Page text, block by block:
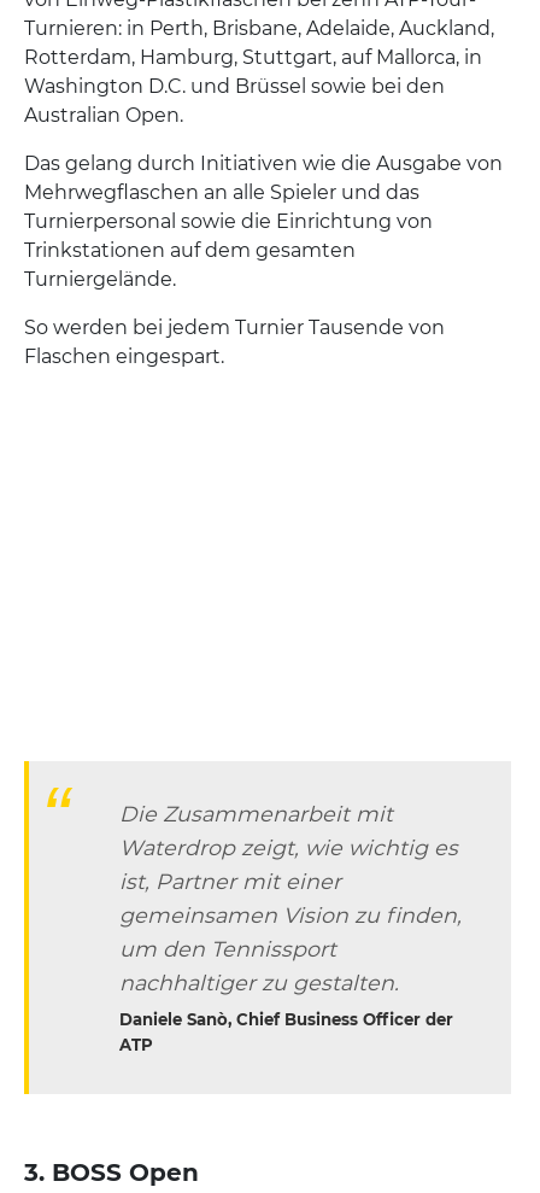
Turnieren: in Perth, Brisbane, Adelaide, Auckland,
Rotterdam, Hamburg, Stuttgart, auf Mallorca, in
Washington D.C. und Brüssel sowie bei den
Australian Open.
Das gelang durch Initiativen wie die Ausgabe von
Mehrwegflaschen an alle Spieler und das
Turnierpersonal sowie die Einrichtung von
Trinkstationen auf dem gesamten
Turniergelände.
So werden bei jedem Turnier Tausende von
Flaschen eingespart.
Die Zusammenarbeit mit
Waterdrop zeigt, wie wichtig es
ist, Partner mit einer
gemeinsamen Vision zu finden,
um den Tennissport
nachhaltiger zu gestalten.
Daniele Sanò, Chief Business Officer der
ATP
3. BOSS Open